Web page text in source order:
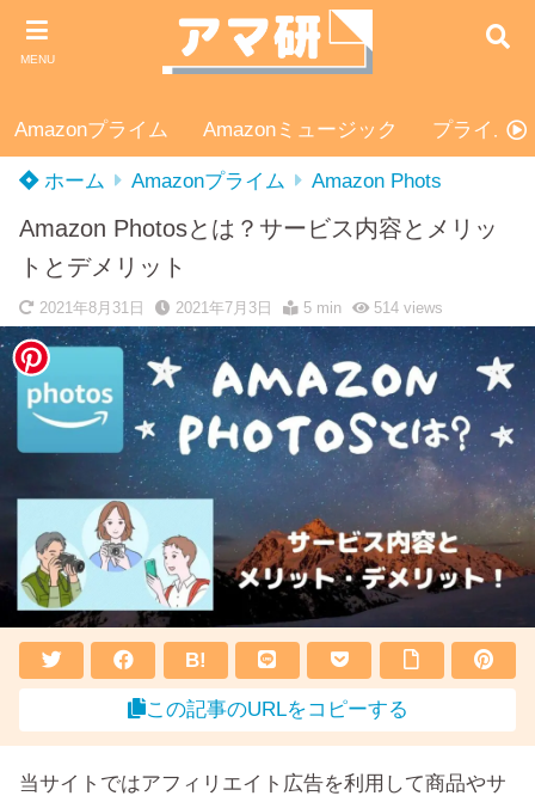
MENU
Amazonプライム Amazonミュージック プライム
ホーム Amazonプライム Amazon Phots
Amazon Photosとは？サービス内容とメリッ
トとデメリット
2021年8月31日 2021年7月3日 5 min 514views
B!
この記事のURLをコピーする
当サイトではアフィリエイト広告を利用して商品やサ